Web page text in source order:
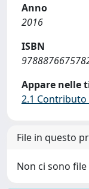
Anno
2016
ISBN
Appare nelle
2.1 Contributo
File in questo
Non ci sono